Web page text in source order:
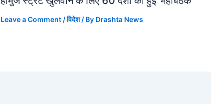
Leave a Comment /विदेश/ By Drashta News